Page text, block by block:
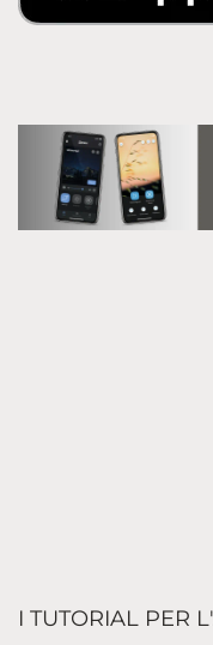
I TUTORIAL PER